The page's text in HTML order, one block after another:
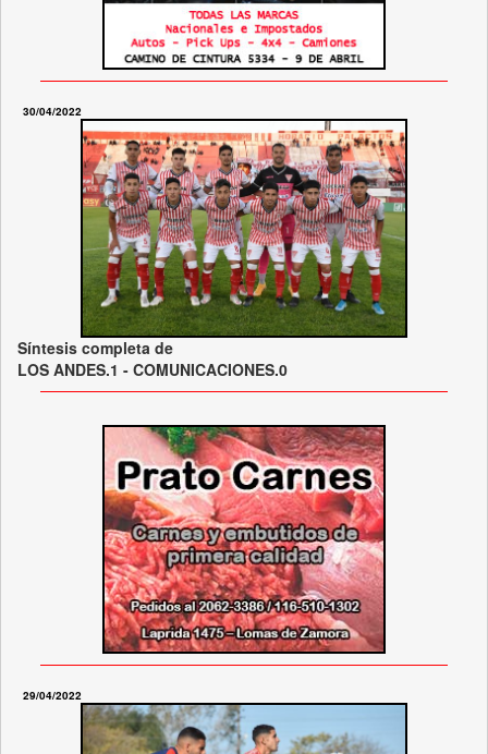
30/04/2022
Síntesis completa de
LOS ANDES.1 - COMUNICACIONES.0
29/04/2022